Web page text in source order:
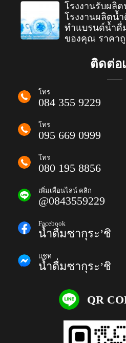
โรงงานรับผลิ
โรงงานผลิตน้
ทำแบรนด์น้ำดื่
ของคุณ ราคา
ติดต่อ
โทร
084 355 9229
โทร
095 669 0999
โทร
080 195 8856
เพิ่มเพื่อนไลน์ คลิก
@0843559229
Facebook
น้ำดื่มซากุระ’ชิ
แชท
น้ำดื่มซากุระ’ชิ
QR